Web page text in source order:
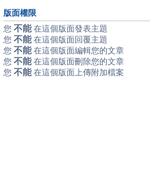
版面權限
您 不能 在這個版面發表主題
您 不能 在這個版面回覆主題
您 不能 在這個版面編輯您的文章
您 不能 在這個版面刪除您的文章
您 不能 在這個版面上傳附加檔案